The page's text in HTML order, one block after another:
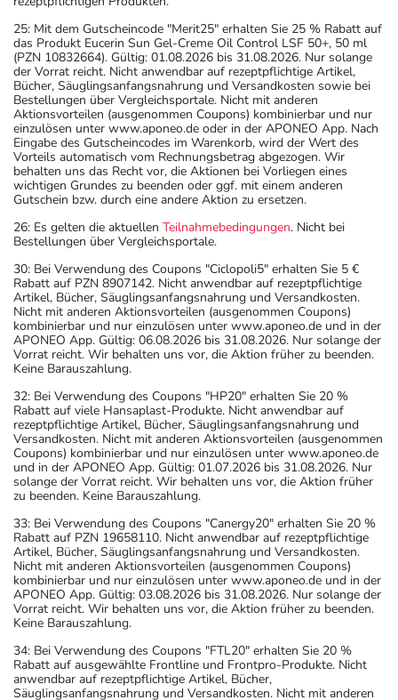
25: Mit dem Gutscheincode "Merit25" erhalten Sie 25 % Rabatt auf
das Produkt Eucerin Sun Gel-Creme Oil Control LSF 50+, 50 ml
(PZN 10832664). Gültig: 01.08.2026 bis 31.08.2026. Nur solange
der Vorrat reicht. Nicht anwendbar auf rezeptpflichtige Artikel,
Bücher, Säuglingsanfangsnahrung und Versandkosten sowie bei
Bestellungen über Vergleichsportale. Nicht mit anderen
Aktionsvorteilen (ausgenommen Coupons) kombinierbar und nur
einzulösen unter www.aponeo.de oder in der APONEO App. Nach
Eingabe des Gutscheincodes im Warenkorb, wird der Wert des
Vorteils automatisch vom Rechnungsbetrag abgezogen. Wir
behalten uns das Recht vor, die Aktionen bei Vorliegen eines
wichtigen Grundes zu beenden oder ggf. mit einem anderen
Gutschein bzw. durch eine andere Aktion zu ersetzen.
26: Es gelten die aktuellen Teilnahmebedingungen. Nicht bei
Bestellungen über Vergleichsportale.
30: Bei Verwendung des Coupons "Ciclopoli5" erhalten Sie 5 €
Rabatt auf PZN 8907142. Nicht anwendbar auf rezeptpflichtige
Artikel, Bücher, Säuglingsanfangsnahrung und Versandkosten.
Nicht mit anderen Aktionsvorteilen (ausgenommen Coupons)
kombinierbar und nur einzulösen unter www.aponeo.de und in der
APONEO App. Gültig: 06.08.2026 bis 31.08.2026. Nur solange der
Vorrat reicht. Wir behalten uns vor, die Aktion früher zu beenden.
Keine Barauszahlung.
32: Bei Verwendung des Coupons "HP20" erhalten Sie 20 %
Rabatt auf viele Hansaplast-Produkte. Nicht anwendbar auf
rezeptpflichtige Artikel, Bücher, Säuglingsanfangsnahrung und
Versandkosten. Nicht mit anderen Aktionsvorteilen (ausgenommen
Coupons) kombinierbar und nur einzulösen unter www.aponeo.de
und in der APONEO App. Gültig: 01.07.2026 bis 31.08.2026. Nur
solange der Vorrat reicht. Wir behalten uns vor, die Aktion früher
zu beenden. Keine Barauszahlung.
33: Bei Verwendung des Coupons "Canergy20" erhalten Sie 20 %
Rabatt auf PZN 19658110. Nicht anwendbar auf rezeptpflichtige
Artikel, Bücher, Säuglingsanfangsnahrung und Versandkosten.
Nicht mit anderen Aktionsvorteilen (ausgenommen Coupons)
kombinierbar und nur einzulösen unter www.aponeo.de und in der
APONEO App. Gültig: 03.08.2026 bis 31.08.2026. Nur solange der
Vorrat reicht. Wir behalten uns vor, die Aktion früher zu beenden.
Keine Barauszahlung.
34: Bei Verwendung des Coupons "FTL20" erhalten Sie 20 %
Rabatt auf ausgewählte Frontline und Frontpro-Produkte. Nicht
anwendbar auf rezeptpflichtige Artikel, Bücher,
Säuglingsanfangsnahrung und Versandkosten. Nicht mit anderen